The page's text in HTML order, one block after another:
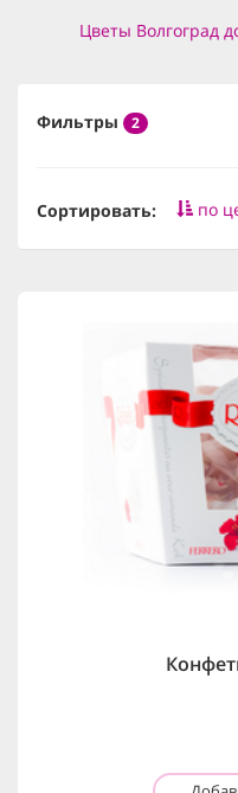
Цветы Волгоград
Фильтры 2
Сортировать: по